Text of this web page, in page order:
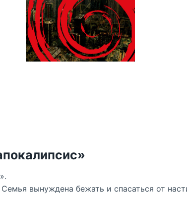
Семья вынуждена бежать и спасаться от